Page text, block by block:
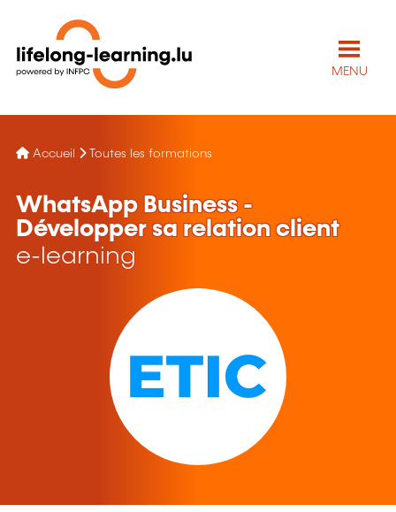
MENU
Accueil Toutes les formations
WhatsApp Business -
Développer sa relation client
e-learning